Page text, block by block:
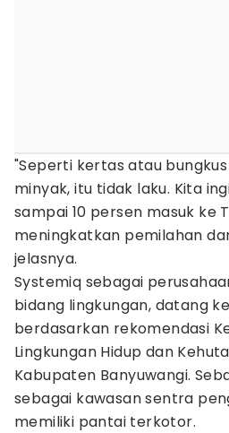
"Seperti kertas atau
minyak, itu tidak laku. Kita
sampai 10 persen masuk ke
meningkatkan pemilahan
jelasnya.
Systemiq sebagai
bidang lingkungan, datang
berdasarkan rekomendasi
Lingkungan Hidup dan
Kabupaten Banyuwangi.
sebagai kawasan sentra
memiliki pantai terkotor.